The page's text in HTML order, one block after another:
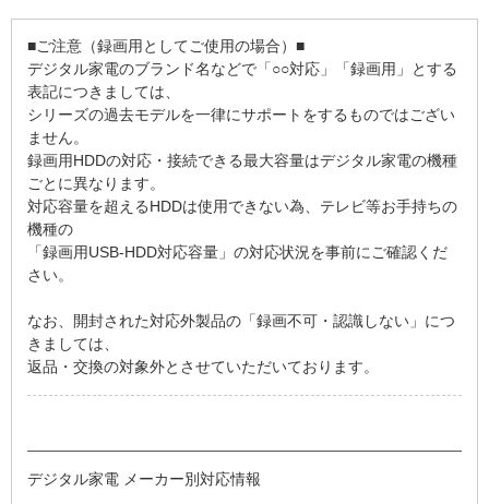
■ご注意（録画用としてご使用の場合）■
デジタル家電のブランド名などで「○○対応」「録画用」とする
表記につきましては、
シリーズの過去モデルを一律にサポートをするものではござい
ません。
録画用HDDの対応・接続できる最大容量はデジタル家電の機種
ごとに異なります。
対応容量を超えるHDDは使用できない為、テレビ等お手持ちの
機種の
「録画用USB-HDD対応容量」の対応状況を事前にご確認くだ
さい。
なお、開封された対応外製品の「録画不可・認識しない」につ
きましては、
返品・交換の対象外とさせていただいております。
デジタル家電 メーカー別対応情報